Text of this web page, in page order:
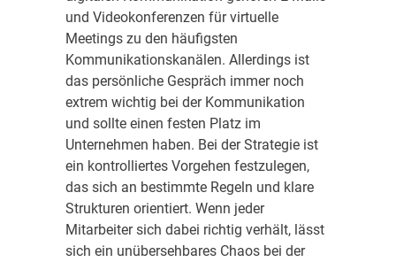
und Videokonferenzen für virtuelle
Meetings zu den häufigsten
Kommunikationskanälen. Allerdings ist
das persönliche Gespräch immer noch
extrem wichtig bei der Kommunikation
und sollte einen festen Platz im
Unternehmen haben. Bei der Strategie ist
ein kontrolliertes Vorgehen festzulegen,
das sich an bestimmte Regeln und klare
Strukturen orientiert. Wenn jeder
Mitarbeiter sich dabei richtig verhält, lässt
sich ein unübersehbares Chaos bei der